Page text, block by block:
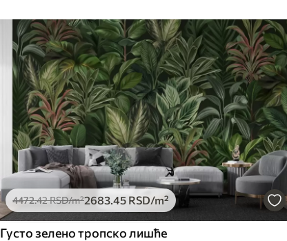
4472.42RSD/m²2683 .45 RSD/m²
Густо зелено тропско лишће